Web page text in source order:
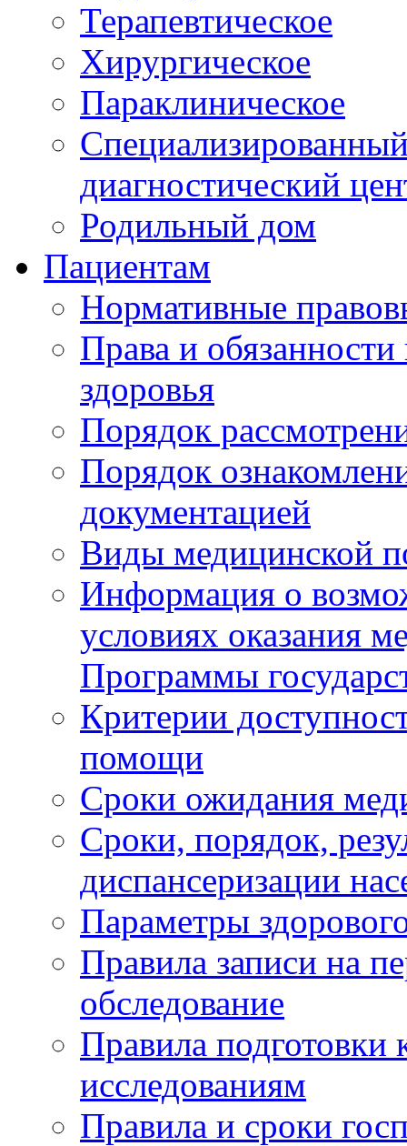
Терапевтическое
Хирургическое
Параклиническое
диагностический
Родильный дом
Пациентам
Нормативные
Права и
здоровья
Порядок
Порядок
документацией
Виды медицинской
Информация о
условиях оказания
Программы
Критерии
помощи
Сроки ожидания
Сроки, порядок,
диспансеризации
Параметры
Правила записи на
обследование
Правила подготовки
исследованиям
Правила и сроки